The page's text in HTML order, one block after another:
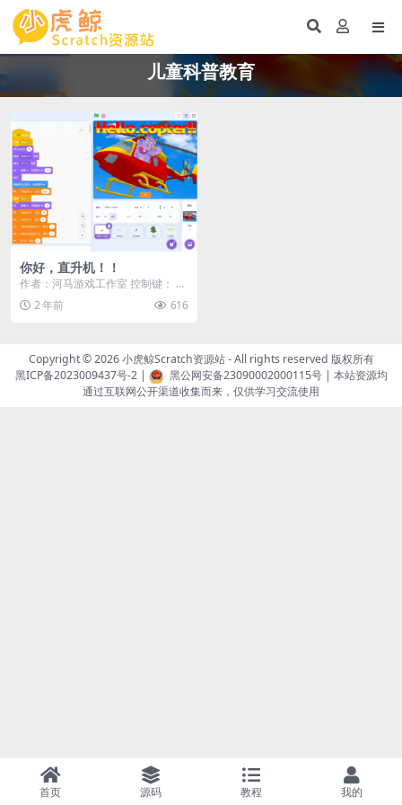
儿童科普教育
你好，直升机！！
作者：河马游戏工作室 控制键： W
ASD [以及 Q & E] 这是我多...
2 年前 616
Copyright © 2026小虎鲸Scratch资源站- All rights reserved 版权所有
黑ICP备2023009437号-2| 黑公网安备23090002000115号| 本站资源均
通过互联网公开渠道收集而来，仅供学习交流使用
首页 源码 教程 我的